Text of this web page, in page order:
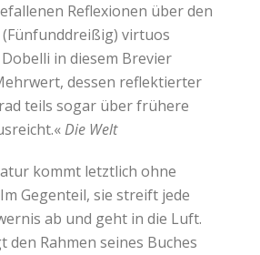
Reflexionen über den
virtuos
in diesem Brevier
dessen reflektierter
teils sogar über frühere
Die Welt
kommt letztlich ohne
Gegenteil, sie streift jede
ab und geht in die Luft.
den Rahmen seines Buches